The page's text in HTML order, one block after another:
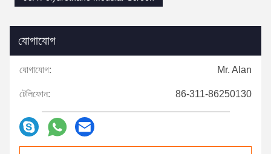
যোগাযোগ
যোগাযোগ: Mr. Alan
টেলিফোন: 86-311-86250130